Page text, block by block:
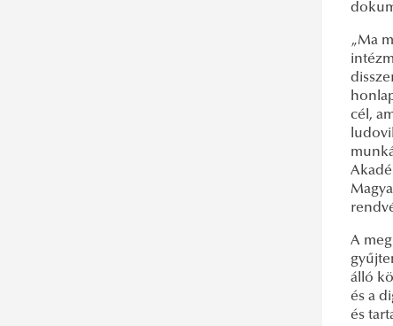
„Ma
cél,
A
álló
és a
és